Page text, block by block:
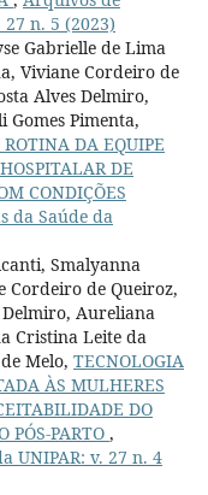
27 n. 5 (2023)
Gabrielle de Lima
Viviane Cordeiro de
Alves Delmiro,
Pimenta,
DA EQUIPE
DE
CONDIÇÕES
da Saúde da
Smalyanna
Cordeiro de Queiroz,
Delmiro, Aureliana
Cristina Leite da
Melo, TECNOLOGIA
ÀS MULHERES
DO
PÓS-PARTO ,
UNIPAR: v. 27 n. 4